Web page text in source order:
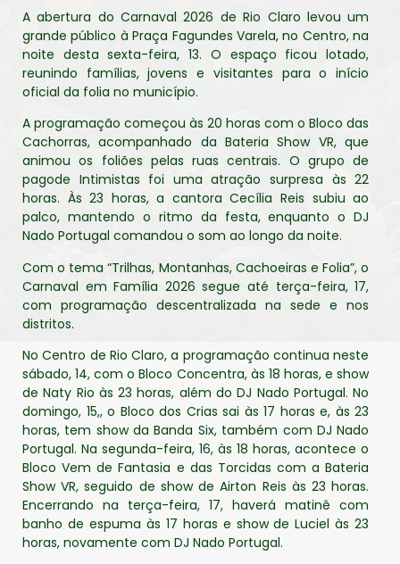
A abertura do Carnaval 2026 de Rio Claro levou um
grande público à Praça Fagundes Varela, no Centro, na
noite desta sexta-feira, 13. O espaço ficou lotado,
reunindo famílias, jovens e visitantes para o início
oficial da folia no município.
A programação começou às 20 horas com o Bloco das
Cachorras, acompanhado da Bateria Show VR, que
animou os foliões pelas ruas centrais. O grupo de
pagode Intimistas foi uma atração surpresa às 22
horas. Às 23 horas, a cantora Cecília Reis subiu ao
palco, mantendo o ritmo da festa, enquanto o DJ
Nado Portugal comandou o som ao longo da noite.
Com o tema “Trilhas, Montanhas, Cachoeiras e Folia”, o
Carnaval em Família 2026 segue até terça-feira, 17,
com programação descentralizada na sede e nos
distritos.
No Centro de Rio Claro, a programação continua neste
sábado, 14, com o Bloco Concentra, às 18 horas, e show
de Naty Rio às 23 horas, além do DJ Nado Portugal. No
domingo, 15,, o Bloco dos Crias sai às 17 horas e, às 23
horas, tem show da Banda Six, também com DJ Nado
Portugal. Na segunda-feira, 16, às 18 horas, acontece o
Bloco Vem de Fantasia e das Torcidas com a Bateria
Show VR, seguido de show de Airton Reis às 23 horas.
Encerrando na terça-feira, 17, haverá matinê com
banho de espuma às 17 horas e show de Luciel às 23
horas, novamente com DJ Nado Portugal.